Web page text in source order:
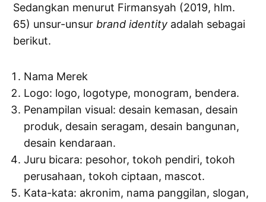
Sedangkan menurut Firmansyah (2019, hlm.
65) unsur-unsur brand identity adalah sebagai
berikut.
Nama Merek
Logo: logo, logotype, monogram, bendera.
Penampilan visual: desain kemasan, desain
produk, desain seragam, desain bangunan,
desain kendaraan.
Juru bicara: pesohor, tokoh pendiri, tokoh
perusahaan, tokoh ciptaan, mascot.
Kata-kata: akronim, nama panggilan, slogan,